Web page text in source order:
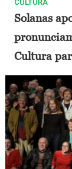
CULTURA
Solanas
Cultura